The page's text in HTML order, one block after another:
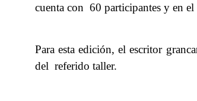
cuenta con 60 participantes y en el
Para esta edición, el escritor
del referido taller.